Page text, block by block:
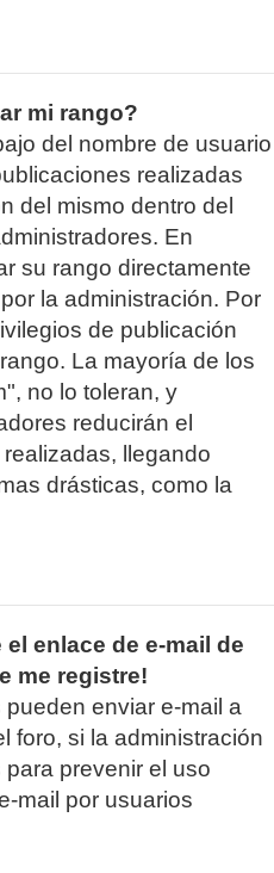
mi rango?
del nombre de usuario
realizadas
del mismo dentro del
En
su rango directamente
la administración. Por
de publicación
La mayoría de los
no lo toleran, y
reducirán el
llegando
drásticas, como la
enlace de e-mail de
me registre!
enviar e-mail a
foro, si la administración
prevenir el uso
mail por usuarios